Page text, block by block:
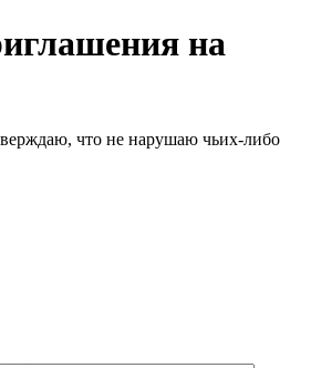
на
что не нарушаю чьих-либо